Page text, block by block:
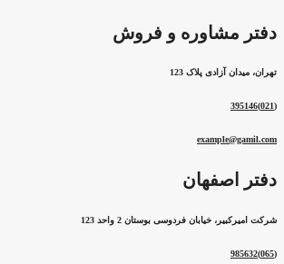
دفتر مشاوره و فروش
تهران، میدان آزادی پلاک 123
(021)395146
example@gamil.com
دفتر اصفهان
شرکت امیرکبیر، خیابان فردوسی بوستان 2 واحد 123
(065)985632